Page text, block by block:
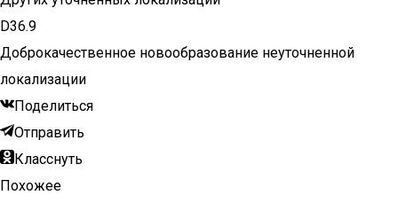
D36.9
Доброкачественное новообразование неуточненной
локализации
Поделиться
Отправить
Класснуть
Похожее